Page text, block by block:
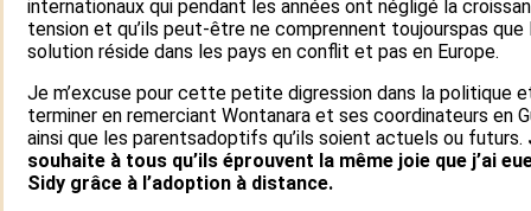
internationaux qui pendant les années ont négligé la
tension et qu’ils peut-être ne comprennent toujourspas que
solution réside dans les pays en conflit et pas en Europe.
Je m’excuse pour cette petite digression dans la politique
terminer en remerciant Wontanara et ses coordinateurs en
ainsi que les parentsadoptifs qu’ils soient actuels ou futurs.
souhaite à tous qu’ils éprouvent la même joie que j’ai
Sidy grâce à l’adoption à distance.